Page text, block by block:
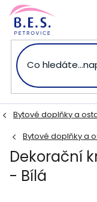
Přejít
obsah
Bytové doplňky a
Bytové doplňky a
Dekorační
- Bílá